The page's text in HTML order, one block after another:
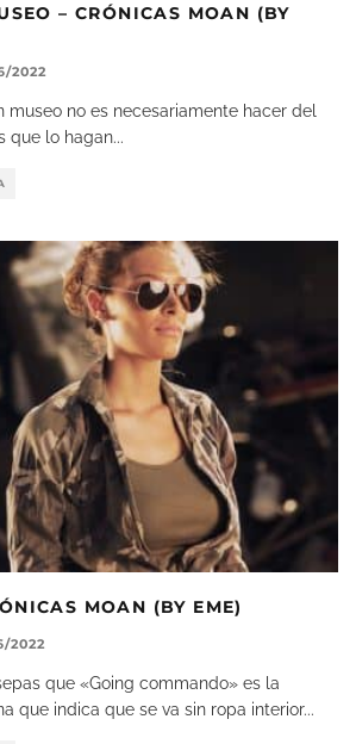
– CRÓNICAS MOAN (BY
2022
museo no es necesariamente hacer del
que lo hagan...
MOAN (BY EME)
2022
que «Going commando» es la
que indica que se va sin ropa interior...